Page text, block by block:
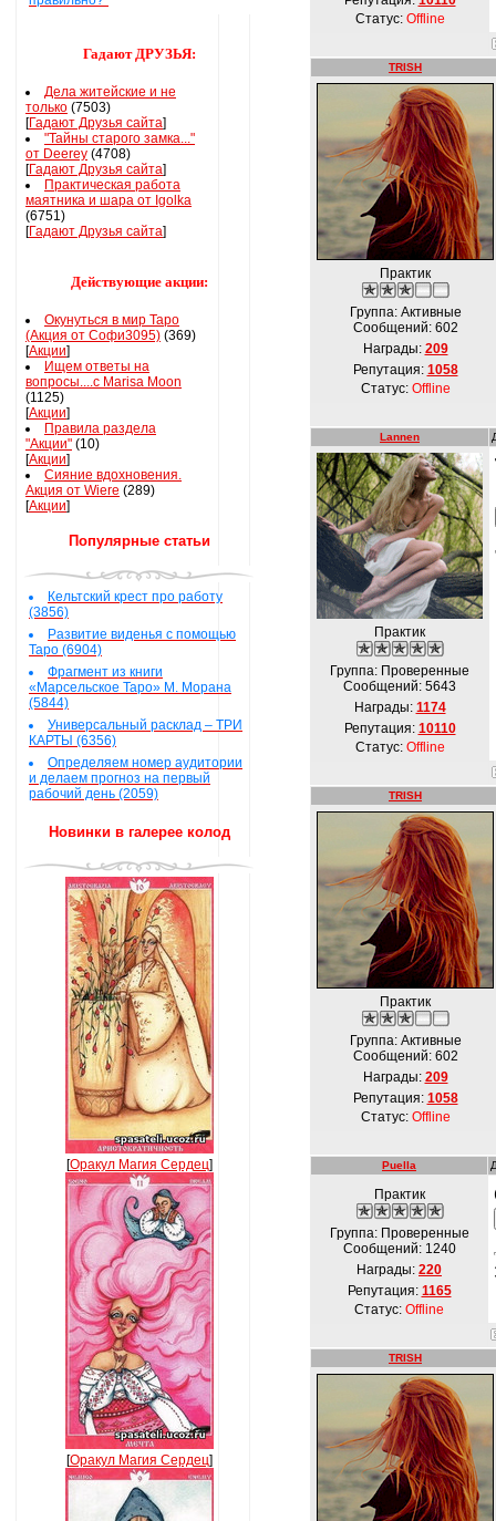
Гадают ДРУЗЬЯ:
Дела житейские и не
только (7503)
[Гадают Друзья сайта]
"Тайны старого замка..."
от Deerey (4708)
[Гадают Друзья сайта]
Практическая работа
маятника и шара от Igolka
(6751)
[Гадают Друзья сайта]
Действующие акции:
Окунуться в мир Таро
(Акция от Софи3095) (369)
[Акции]
Ищем ответы на
вопросы....с Marisa Moon
(1125)
[Акции]
Правила раздела
"Акции" (10)
[Акции]
Сияние вдохновения.
Акция от Wiere (289)
[Акции]
Популярные статьи
Кельтский крест про работу
(3856)
Развитие виденья с помощью
Таро (6904)
Фрагмент из книги
«Марсельское Таро» М. Морана
(5844)
Универсальный расклад – ТРИ
КАРТЫ (6356)
Определяем номер аудитории
и делаем прогноз на первый
рабочий день (2059)
Новинки в галерее колод
[Оракул Магия Сердец]
[Оракул Магия Сердец]
Статус: Offline
TRISH
Практик
Группа: Активные
Сообщений: 602
Награды: 209
Репутация: 1058
Статус: Offline
Lannen
Практик
Группа: Проверенные
Сообщений: 5643
Награды: 1174
Репутация: 10110
Статус: Offline
TRISH
Практик
Группа: Активные
Сообщений: 602
Награды: 209
Репутация: 1058
Статус: Offline
Puella
Практик
Группа: Проверенные
Сообщений: 1240
Награды: 220
Репутация: 1165
Статус: Offline
TRISH